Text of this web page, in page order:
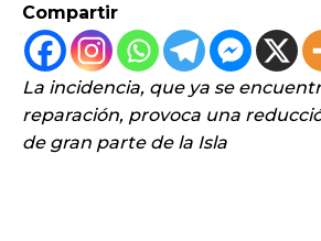
Compartir
La incidencia, que ya se
reparación, provoca una
de gran parte de la Isla